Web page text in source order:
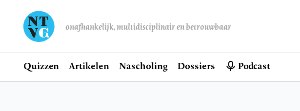
onafhankelijk, multidisciplinair en betrouwbaar
Hoofdnavigatie
Home
Quizzen Artikelen Nascholing Dossiers Podcast